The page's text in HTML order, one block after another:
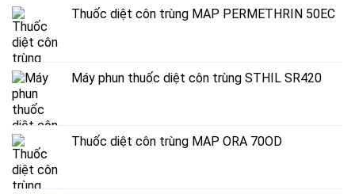
Thuốc diệt côn trùng MAP PERMETHRIN 50EC
Máy phun thuốc diệt côn trùng STHIL SR420
Thuốc diệt côn trùng MAP ORA 70OD